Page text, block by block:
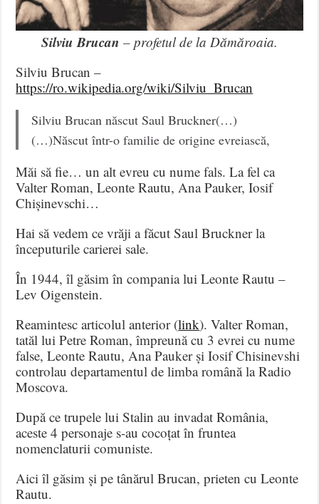
Silviu Brucan – profetul de la Dămăroaia.
Silviu Brucan –
https://ro.wikipedia.org/wiki/Silviu_Brucan
Silviu Brucan născut Saul Bruckner(…)
(…)Născut într-o familie de origine evreiască,
Măi să fie… un alt evreu cu nume fals. La fel ca
Valter Roman, Leonte Rautu, Ana Pauker, Iosif
Chișinevschi…
Hai să vedem ce vrăji a făcut Saul Bruckner la
începuturile carierei sale.
În 1944, îl găsim în compania lui Leonte Rautu –
Lev Oigenstein.
Reamintesc articolul anterior (link). Valter Roman,
tatăl lui Petre Roman, împreună cu 3 evrei cu nume
false, Leonte Rautu, Ana Pauker și Iosif Chisinevshi
controlau departamentul de limba română la Radio
Moscova.
După ce trupele lui Stalin au invadat România,
aceste 4 personaje s-au cocoțat în fruntea
nomenclaturii comuniste.
Aici îl găsim și pe tânărul Brucan, prieten cu Leonte
Rautu.